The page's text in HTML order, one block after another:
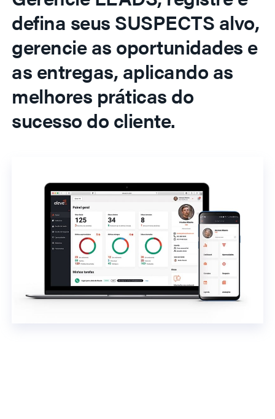
defina seus SUSPECTS alvo,
gerencie as oportunidades e
as entregas, aplicando as
melhores práticas do
sucesso do cliente.